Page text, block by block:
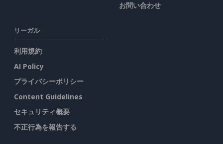
お問い合わせ
リーガル
利用規約
AI Policy
プライバシーポリシー
Content Guidelines
セキュリティ概要
不正行為を報告する